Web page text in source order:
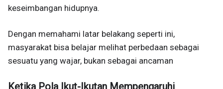
keseimbangan hidupnya.
Dengan memahami latar belakang seperti ini,
masyarakat bisa belajar melihat perbedaan sebagai
sesuatu yang wajar, bukan sebagai ancaman
Ketika Pola Ikut-Ikutan Mempengaruhi